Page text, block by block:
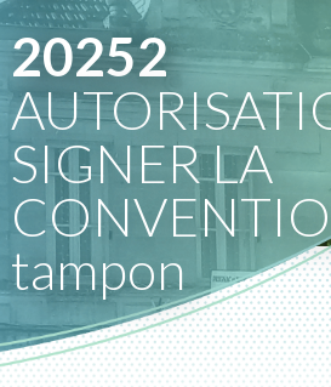
20252
SIGNER LA
tampon